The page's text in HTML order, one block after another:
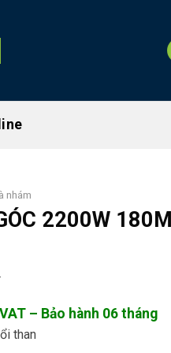
nhám
2200W
– Bảo hành 06 tháng
than